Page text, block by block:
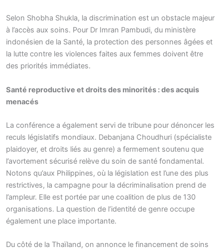
Selon Shobha Shukla, la discrimination est un obstacle majeur
à l’accès aux soins. Pour Dr Imran Pambudi, du ministère
indonésien de la Santé, la protection des personnes âgées et
la lutte contre les violences faites aux femmes doivent être
des priorités immédiates.
Santé reproductive et droits des minorités : des acquis
menacés
La conférence a également servi de tribune pour dénoncer les
reculs législatifs mondiaux. Debanjana Choudhuri (spécialiste
plaidoyer, et droits liés au genre) a fermement soutenu que
l’avortement sécurisé relève du soin de santé fondamental.
Notons qu’aux Philippines, où la législation est l’une des plus
restrictives, la campagne pour la décriminalisation prend de
l’ampleur. Elle est portée par une coalition de plus de 130
organisations. La question de l’identité de genre occupe
également une place importante.
Du côté de la Thaïland, on annonce le financement de soins